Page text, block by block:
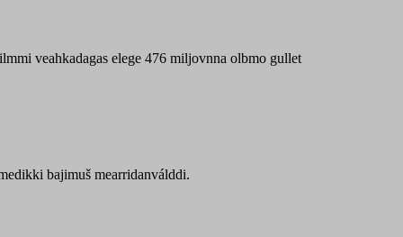
veahkadagas elege 476 miljovnna olbmo gullet
bajimuš mearridanválddi.